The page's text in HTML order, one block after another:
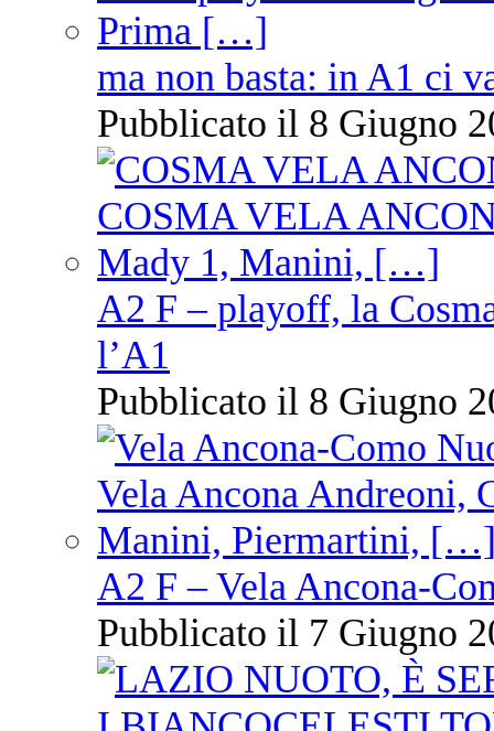
ma non basta: in A1 ci
Pubblicato il 8 Giugno
A2 F – playoff, la
l’A1
Pubblicato il 8 Giugno
A2 F – Vela Ancona-
Pubblicato il 7 Giugno